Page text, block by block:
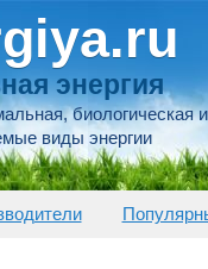
энергия
биологическая и
виды энергии